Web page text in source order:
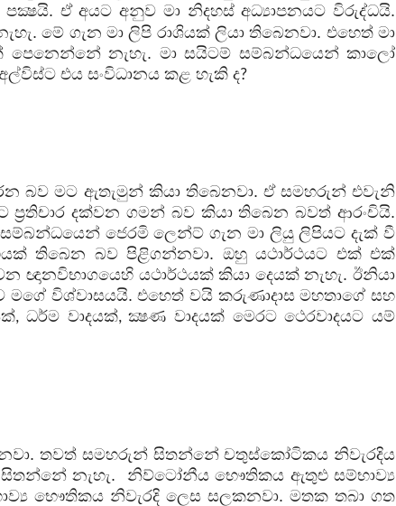
ඒ අයට අනුව මා නිදහස් අධ්‍යාපනයට විරුද්ධයි.
මේ ගැන මා ලිපි රාශියක් ලියා තිබෙනවා. එහෙත් මා
නැහැ. මා සයිටම් සම්බන්ධයෙන් කාලෝ
එය සංවිධානය කළ හැකි ද?
බව මට ඇතැමුන් කියා තිබෙනවා. ඒ සමහරුන් එවැනි
දක්වන ගමන් බව කියා තිබෙන බවත් ආරංචියි.
ජෙරමි ලෙන්ට් ගැන මා ලියු ලිපියට දැක් වී
තිබෙන බව පිළිගන්නවා. ඔහු යථාර්ථයට එක් එක්
යථාර්ථයක් කියා දෙයක් නැහැ. ඊනියා
මගේ විශ්වාසයයි. එහෙත් වයි කරුණාදාස මහතාගේ සහ
, ධර්ම වාදයක්,ක්‍ෂණ වාදයක් මෙරට ථෙරවාදයට යම්
තවත් සමහරුන් සිතන්නේ චතුස්කෝටිකය නිවැරදිය
නැහැ.
නිව්ටෝනීය භෞතිකය ඇතුළු සම්භාව්‍ය
භෞතිකය නිවැරදි ලෙස සලකනවා. මතක තබා ගත